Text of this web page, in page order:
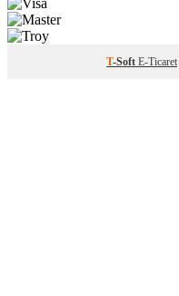
T-Soft E-Ticaret